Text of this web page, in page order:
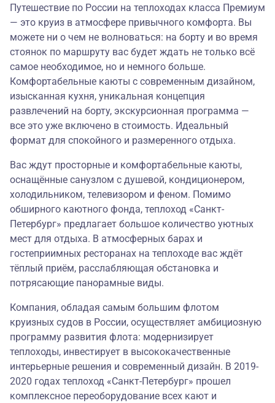
Путешествие по России на теплоходах класса Премиум
— это круиз в атмосфере привычного комфорта. Вы
можете ни о чем не волноваться: на борту и во время
стоянок по маршруту вас будет ждать не только всё
самое необходимое, но и немного больше.
Комфортабельные каюты с современным дизайном,
изысканная кухня, уникальная концепция
развлечений на борту, экскурсионная программа —
все это уже включено в стоимость. Идеальный
формат для спокойного и размеренного отдыха.
Вас ждут просторные и комфортабельные каюты,
оснащённые санузлом с душевой, кондиционером,
холодильником, телевизором и феном. Помимо
обширного каютного фонда, теплоход «Санкт-
Петербург» предлагает большое количество уютных
мест для отдыха. В атмосферных барах и
гостеприимных ресторанах на теплоходе вас ждёт
тёплый приём, расслабляющая обстановка и
потрясающие панорамные виды.
Компания, обладая самым большим флотом
круизных судов в России, осуществляет амбициозную
программу развития флота: модернизирует
теплоходы, инвестирует в высококачественные
интерьерные решения и современный дизайн. В 2019-
2020 годах теплоход «Санкт-Петербург» прошел
комплексное переоборудование всех кают и